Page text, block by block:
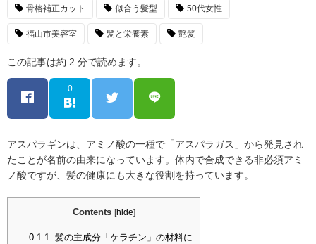
骨格補正カット 似合う髪型 50代女性
福山市美容室 髪と栄養素 艶髪
この記事は約 2 分で読めます。
0
アスパラギンは、アミノ酸の一種で「アスパラガス」から発見され
たことが名前の由来になっています。体内で合成できる非必須アミ
ノ酸ですが、髪の健康にも大きな役割を持っています。
Contents [hide]
0.11. 髪の主成分「ケラチン」の材料に